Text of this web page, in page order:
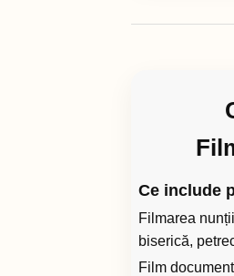
Ce include
Filmarea
biserică,
Film